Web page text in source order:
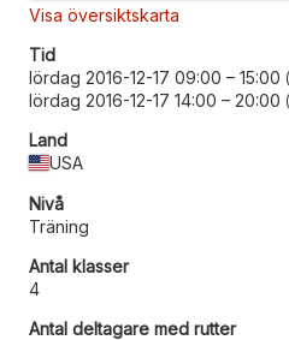
Visa översiktskarta
Tid
lördag 2016-12-17 09:00 – 15:00
lördag 2016-12-17 14:00 – 20:00
Land
USA
Nivå
Träning
Antal klasser
4
Antal deltagare med rutter